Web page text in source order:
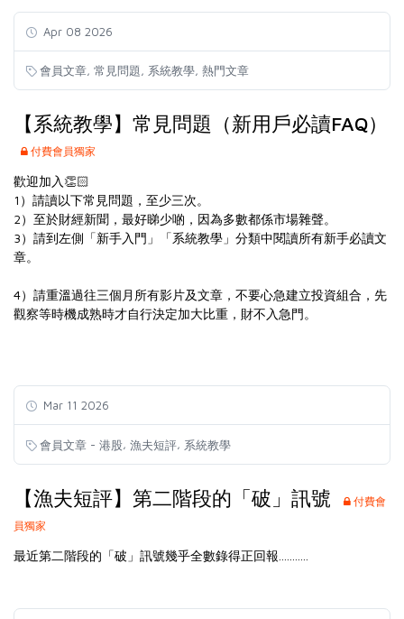
Apr 08 2026
會員文章 常見問題 系統教學 熱門文章
【系統教學】常見問題（新用戶必讀FAQ）
付費會員獨家
歡迎加入👏🏻
1）請讀以下常見問題，至少三次。
2）至於財經新聞，最好睇少啲，因為多數都係市場雜聲。
3）請到左側「新手入門 」「系統教學 」分類中閱讀所有新手必讀文
章。
4）請重溫過往三個月所有影片及文章 ，不要心急建立投資組合，先
觀察等時機成熟時才自行決定加大比重，財不入急門。
Mar 11 2026
會員文章 - 港股, 漁夫短評, 系統教學
【漁夫短評】第二階段的「破」訊號
付費會
員獨家
最近第二階段的「破」訊號幾乎全數錄得正回報...........